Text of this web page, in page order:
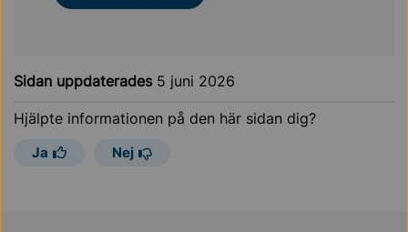
Sidan uppdaterades 5 juni 2026
Hjälpte informationen på den här sidan dig?
Ja Nej